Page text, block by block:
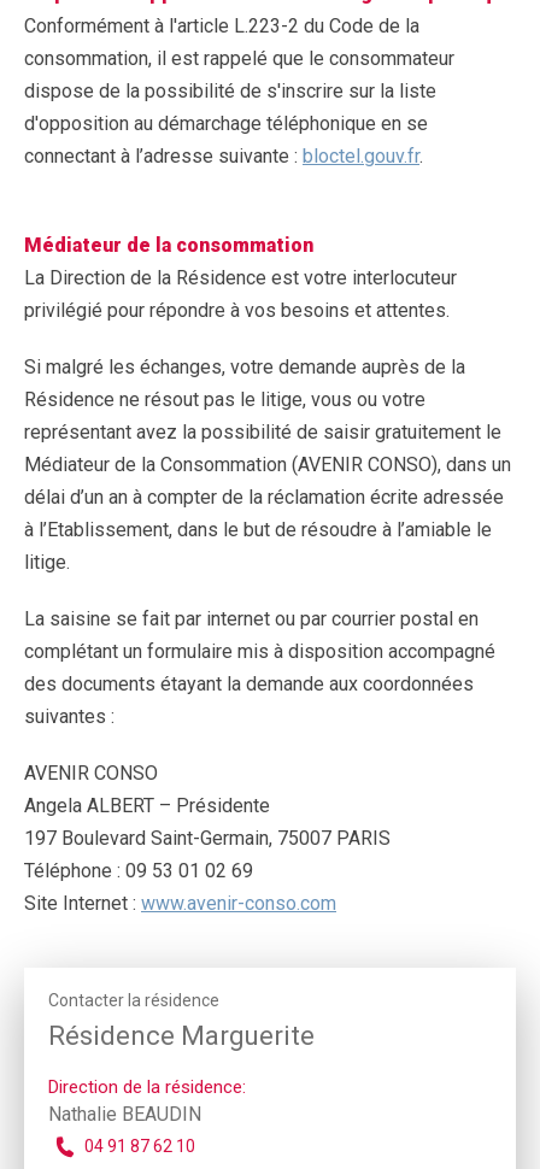
Conformément à l'article L.223-2 du Code de la
consommation, il est rappelé que le consommateur
dispose de la possibilité de s'inscrire sur la liste
d'opposition au démarchage téléphonique en se
connectant à l’adresse suivante : bloctel.gouv.fr.
Médiateur de la consommation
La Direction de la Résidence est votre interlocuteur
privilégié pour répondre à vos besoins et attentes.
Si malgré les échanges, votre demande auprès de la
Résidence ne résout pas le litige, vous ou votre
représentant avez la possibilité de saisir gratuitement le
Médiateur de la Consommation (AVENIR CONSO), dans un
délai d’un an à compter de la réclamation écrite adressée
à l’Etablissement, dans le but de résoudre à l’amiable le
litige.
La saisine se fait par internet ou par courrier postal en
complétant un formulaire mis à disposition accompagné
des documents étayant la demande aux coordonnées
suivantes :
AVENIR CONSO
Angela ALBERT – Présidente
197 Boulevard Saint-Germain, 75007 PARIS
Téléphone : 09 53 01 02 69
Site Internet : www.avenir-conso.com
Contacter la résidence
Résidence Marguerite
Direction de la résidence:
Nathalie BEAUDIN
04 91 87 62 10